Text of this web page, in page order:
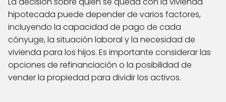
hipotecada puede depender de varios factores,
incluyendo la capacidad de pago de cada
cónyuge, la situación laboral y la necesidad de
vivienda para los hijos. Es importante considerar las
opciones de refinanciación o la posibilidad de
vender la propiedad para dividir los activos.